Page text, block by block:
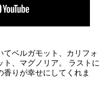
ベルガモット、カリフォ
ト、マグノリア。 ラストに
りが幸せにしてくれま